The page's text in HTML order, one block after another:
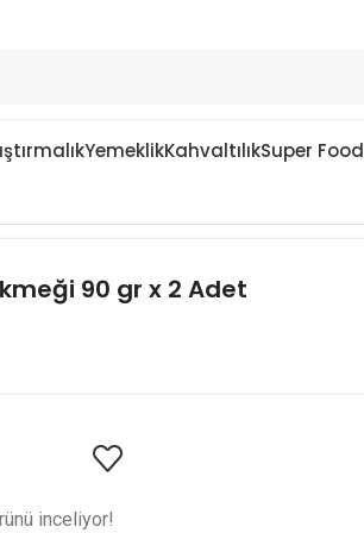
YemeklikKahvaltılıkSuper Food
90 gr x 2 Adet
inceliyor!